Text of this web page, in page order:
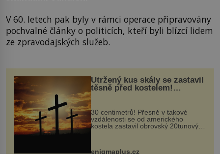
V 60. letech pak byly v rámci operace připravovány
pochvalné články o politicích, kteří byli blízcí lidem
ze zpravodajských služeb.
Utržený kus skály se zastavil
těsně před kostelem!
Ochránila ho boží síla?
30 centimetrů! Přesně v takové
vzdálenosti se od amerického
kostela zastavil obrovský 20tunový
enigmaplus.cz